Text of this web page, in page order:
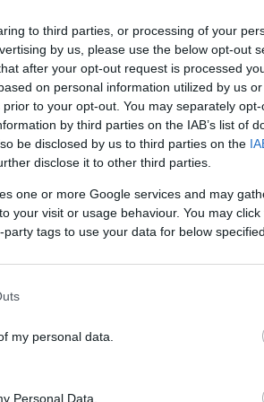
to third parties, or processing of your
by us, please use the below opt-out
after your opt-out request is processed
on personal information utilized by us
to your opt-out. You may separately
by third parties on the IAB’s list of
be disclosed by us to third parties on the
disclose it to other third parties.
one or more Google services and may
your visit or usage behaviour. You may
tags to use your data for below
my personal data.
Personal Data.
2026.08.06. Fazekas Adrián
A Szolnok megyei gazdák
nagyon nem akarták a JÉGER
további üzemeltetését
Ahogy korábban már írtunk róla,
megyei szinten alkalmazkodik a
gazdálkodók döntéséhez az